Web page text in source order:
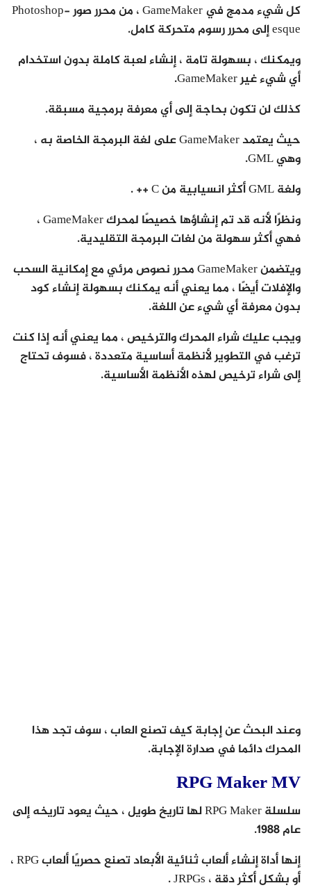
كل شيء مدمج في GameMaker ، من محرر صور Photoshop-
esque إلى محرر رسوم متحركة كامل.
ويمكنك ، بسهولة تامة ، إنشاء لعبة كاملة بدون استخدام
أي شيء غير GameMaker.
كذلك لن تكون بحاجة إلى أي معرفة برمجية مسبقة.
حيث يعتمد GameMaker على لغة البرمجة الخاصة به ،
وهي GML.
ولغة GML أكثر انسيابية من C ++ .
ونظرًا لأنه قد تم إنشاؤها خصيصًا لمحرك GameMaker ،
فهي أكثر سهولة من لغات البرمجة التقليدية.
ويتضمن GameMaker محرر نصوص مرئي مع إمكانية السحب
والإفلات أيضًا ، مما يعني أنه يمكنك بسهولة إنشاء كود
بدون معرفة أي شيء عن اللغة.
ويجب عليك شراء المحرك والترخيص ، مما يعني أنه إذا كنت
ترغب في التطوير لأنظمة أساسية متعددة ، فسوف تحتاج
إلى شراء ترخيص لهذه الأنظمة الأساسية.
وعند البحث عن إجابة كيف تصنع العاب ، سوف تجد هذا
المحرك دائما في صدارة الإجابة.
RPG Maker MV
سلسلة RPG Maker لها تاريخ طويل ، حيث يعود تاريخه إلى
عام 1988.
إنها أداة إنشاء ألعاب ثنائية الأبعاد تصنع حصريًا ألعاب RPG ،
أو بشكل أكثر دقة ، JRPGs .